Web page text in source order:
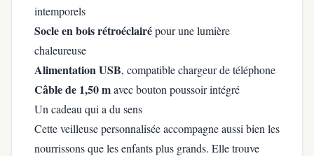
intemporels
Socle en bois rétroéclairépour une lumière
chaleureuse
Alimentation USB, compatible chargeur de téléphone
Câble de 1,50 mavec bouton poussoir intégré
Un cadeau qui a du sens
Cette veilleuse personnalisée accompagne aussi bien les
nourrissons que les enfants plus grands. Elle trouve